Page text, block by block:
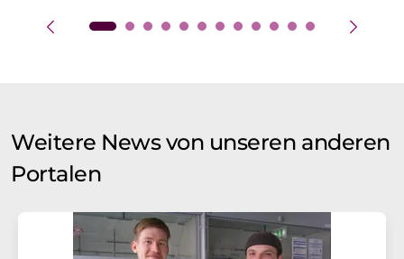
Weitere News von unseren anderen
Portalen